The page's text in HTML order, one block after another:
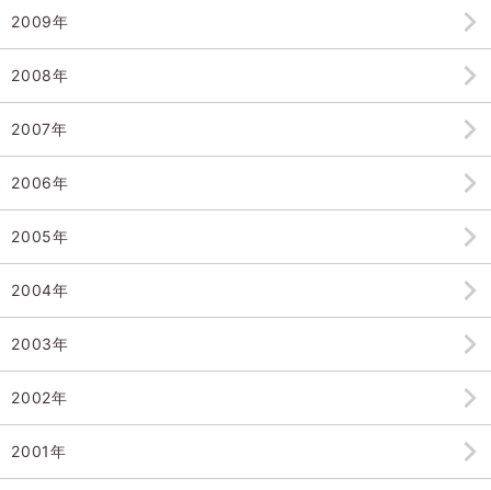
2009年
2008年
2007年
2006年
2005年
2004年
2003年
2002年
2001年